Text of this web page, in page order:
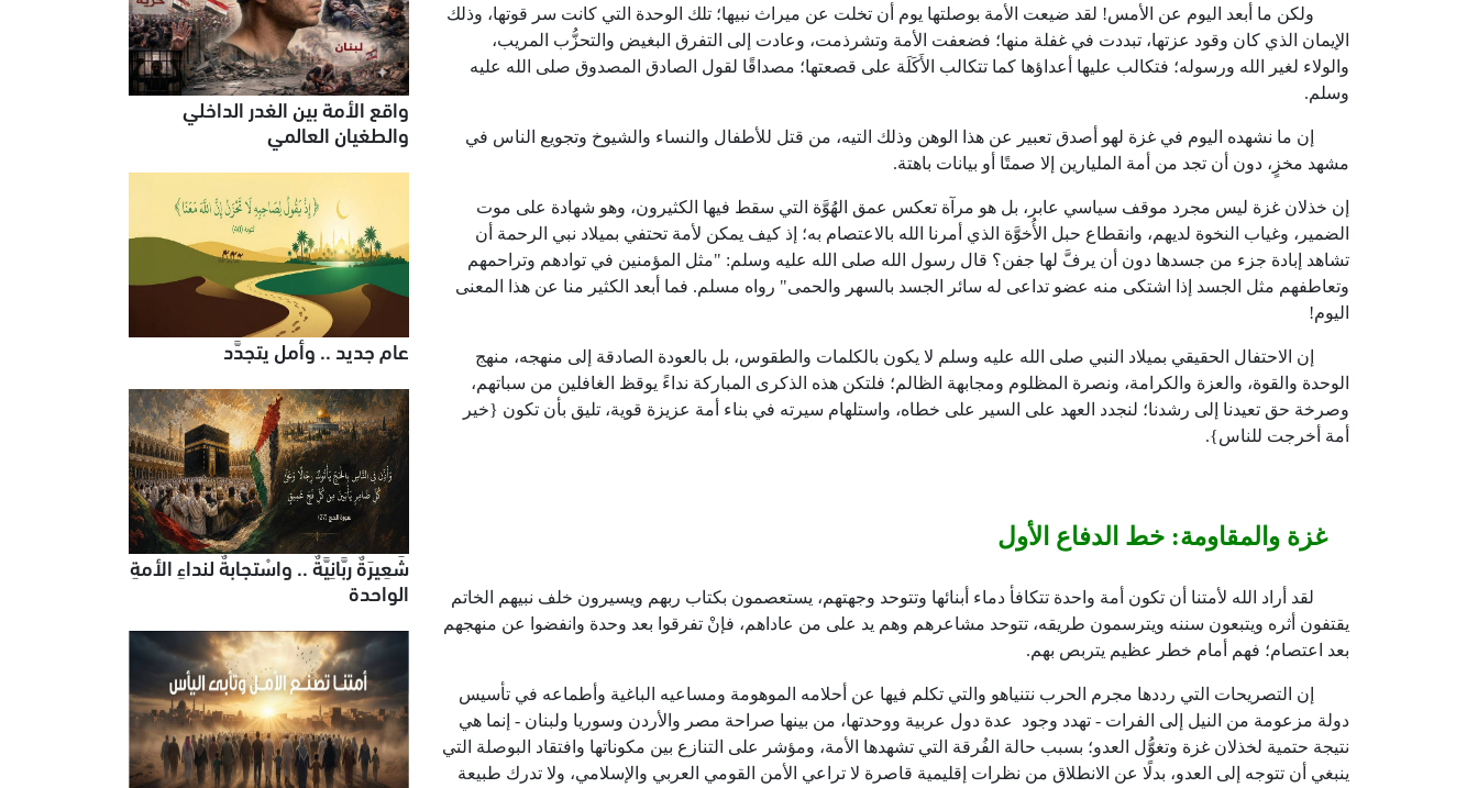
ولكن ما أبعد اليوم عن الأمس! لقد ضيعت الأمة بوصلتها يوم أن تخلت عن ميراث نبيها؛ تلك الوحدة التي كانت سر قوتها، وذلك
الإيمان الذي كان وقود عزتها، تبددت في غفلة منها؛ فضعفت الأمة وتشرذمت، وعادت إلى التفرق البغيض والتحزُّب المريب،
والولاء لغير الله ورسوله؛ فتكالب عليها أعداؤها كما تتكالب الأَكَلَة على قصعتها؛ مصداقًا لقول الصادق المصدوق صلى الله عليه
وسلم.
إن ما نشهده اليوم في غزة لهو أصدق تعبير عن هذا الوهن وذلك التيه، من قتل للأطفال والنساء والشيوخ وتجويع الناس في
مشهد مخزٍ، دون أن تجد من أمة المليارين إلا صمتًا أو بيانات باهتة.
إن خذلان غزة ليس مجرد موقف سياسي عابر، بل هو مرآة تعكس عمق الهُوَّة التي سقط فيها الكثيرون، وهو شهادة على موت
الضمير، وغياب النخوة لديهم، وانقطاع حبل الأُخوَّة الذي أمرنا الله بالاعتصام به؛ إذ كيف يمكن لأمة تحتفي بميلاد نبي الرحمة أن
تشاهد إبادة جزء من جسدها دون أن يرفَّ لها جفن؟ قال رسول الله صلى الله عليه وسلم: "مثل المؤمنين في توادهم وتراحمهم
وتعاطفهم مثل الجسد إذا اشتكى منه عضو تداعى له سائر الجسد بالسهر والحمى" رواه مسلم. فما أبعد الكثير منا عن هذا المعنى
اليوم!
إن الاحتفال الحقيقي بميلاد النبي صلى الله عليه وسلم لا يكون بالكلمات والطقوس، بل بالعودة الصادقة إلى منهجه، منهج
الوحدة والقوة، والعزة والكرامة، ونصرة المظلوم ومجابهة الظالم؛ فلتكن هذه الذكرى المباركة نداءً يوقظ الغافلين من سباتهم،
وصرخة حق تعيدنا إلى رشدنا؛ لنجدد العهد على السير على خطاه، واستلهام سيرته في بناء أمة عزيزة قوية، تليق بأن تكون {خير
أمة أخرجت للناس}.
غزة والمقاومة: خط الدفاع الأول
لقد أراد الله لأمتنا أن تكون أمة واحدة تتكافأ دماء أبنائها وتتوحد وجهتهم، يستعصمون بكتاب ربهم ويسيرون خلف نبيهم الخاتم
يقتفون أثره ويتبعون سننه ويترسمون طريقه، تتوحد مشاعرهم وهم يد على من عاداهم، فإنْ تفرقوا بعد وحدة وانفضوا عن منهجهم
بعد اعتصام؛ فهم أمام خطر عظيم يتربص بهم.
إن التصريحات التي رددها مجرم الحرب نتنياهو والتي تكلم فيها عن أحلامه الموهومة ومساعيه الباغية وأطماعه في تأسيس
دولة مزعومة من النيل إلى الفرات - تهدد وجود عدة دول عربية ووحدتها، من بينها صراحة مصر والأردن وسوريا ولبنان - إنما هي
نتيجة حتمية لخذلان غزة وتغوُّل العدو؛ بسبب حالة الفُرقة التي تشهدها الأمة، ومؤشر على التنازع بين مكوناتها وافتقاد البوصلة التي
ينبغي أن تتوجه إلى العدو، بدلًا عن الانطلاق من نظرات إقليمية قاصرة لا تراعي الأمن القومي العربي والإسلامي، ولا تدرك طبيعة
واقع الأمة بين الغدر الداخلي
والطغيان العالمي
عام جديد .. وأمل يتجدَّد
شَعِيرَةٌ ربَّانِيَّةٌ .. واسْتجابةٌ لنداءِ الأمةِ
الواحدة